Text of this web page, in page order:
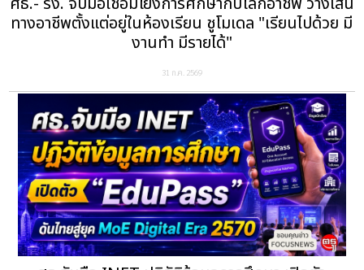
ทางอาชีพตั้งแต่อยู่ในห้องเรียน ชูโมเดล "เรียนไปด้วย มี
งานทำ มีรายได้"
31 ก.ค. 2569